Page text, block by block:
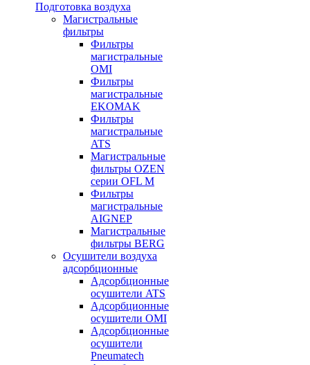
Подготовка воздуха
Магистральные
фильтры
Фильтры
магистральные
OMI
Фильтры
магистральные
EKOMAK
Фильтры
магистральные
ATS
Магистральные
фильтры OZEN
серии OFL M
Фильтры
магистральные
AIGNEP
Магистральные
фильтры BERG
Осушители воздуха
адсорбционные
Адсорбционные
осушители ATS
Адсорбционные
осушители OMI
Адсорбционные
осушители
Pneumatech